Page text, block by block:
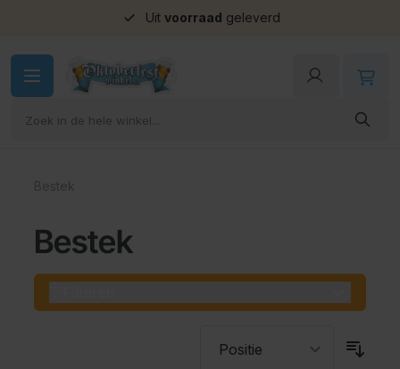
Uit voorraad geleverd
Bestek
Bestek